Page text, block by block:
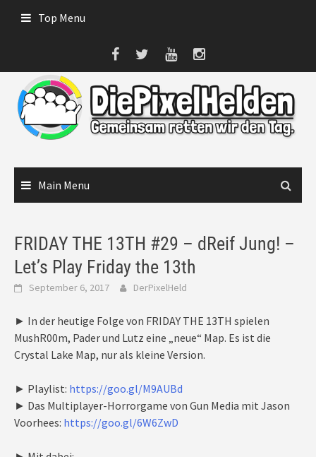
Top Menu
Main Menu
FRIDAY THE 13TH #29 – dReif Jung! –
Let’s Play Friday the 13th
September 6, 2017 DerPixelHeld
► In der heutige Folge von FRIDAY THE 13TH spielen
MushR00m, Pader und Lutz eine „neue“ Map. Es ist die
Crystal Lake Map, nur als kleine Version.
► Playlist: https://goo.gl/M9AUBd
► Das Multiplayer-Horrorgame von Gun Media mit Jason
Voorhees: https://goo.gl/6W6ZwD